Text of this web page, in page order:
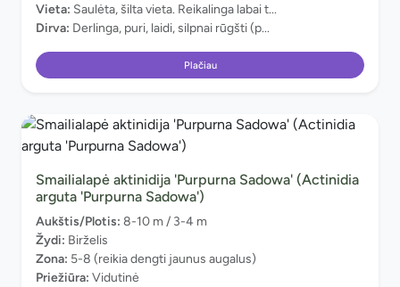
Vieta: Saulėta, šilta vieta. Reikalinga labai t...
Dirva: Derlinga, puri, laidi, silpnai rūgšti (p...
Plačiau
Smailialapė aktinidija 'Purpurna Sadowa' (Actinidia
arguta 'Purpurna Sadowa')
Aukštis/Plotis: 8-10 m / 3-4 m
Žydi: Birželis
Zona: 5-8 (reikia dengti jaunus augalus)
Priežiūra: Vidutinė